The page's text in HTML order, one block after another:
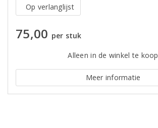
Op verlanglijst
75,00 per stuk
Alleen in de winkel te koop
Meer informatie